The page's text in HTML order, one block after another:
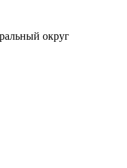
округ